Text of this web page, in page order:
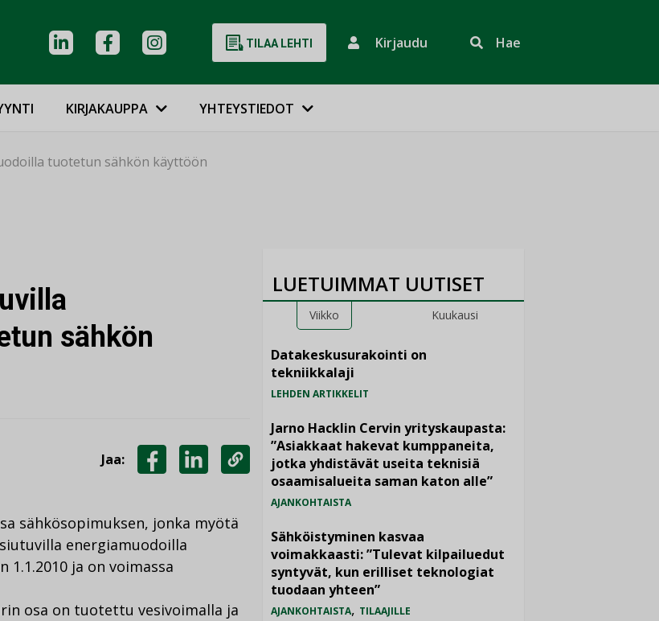
TILAA LEHTI Kirjaudu Hae
KIRJAKAUPPA YHTEYSTIEDOT
tuotetun sähkön käyttöön
sähkön
Jaa:
LINKEDINISSÄ
KOPIOI
LINKKI
sähkösopimuksen, jonka myötä
energiamuodoilla
ja on voimassa
osa on tuotettu vesivoimalla ja
LUETUIMMAT UUTISET
Viikko Kuukausi
Datakeskusurakointi on
tekniikkalaji
LEHDEN ARTIKKELIT
Jarno Hacklin Cervin yrityskaupasta:
”Asiakkaat hakevat kumppaneita,
jotka yhdistävät useita teknisiä
osaamisalueita saman katon alle”
AJANKOHTAISTA
Sähköistyminen kasvaa
voimakkaasti: ”Tulevat kilpailuedut
syntyvät, kun erilliset teknologiat
tuodaan yhteen”
AJANKOHTAISTA, TILAAJILLE